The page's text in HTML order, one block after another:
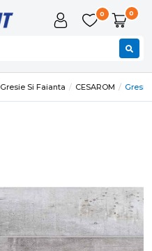
0 0
Gresie Si Faianta CESAROM